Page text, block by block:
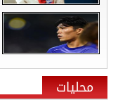
محليات